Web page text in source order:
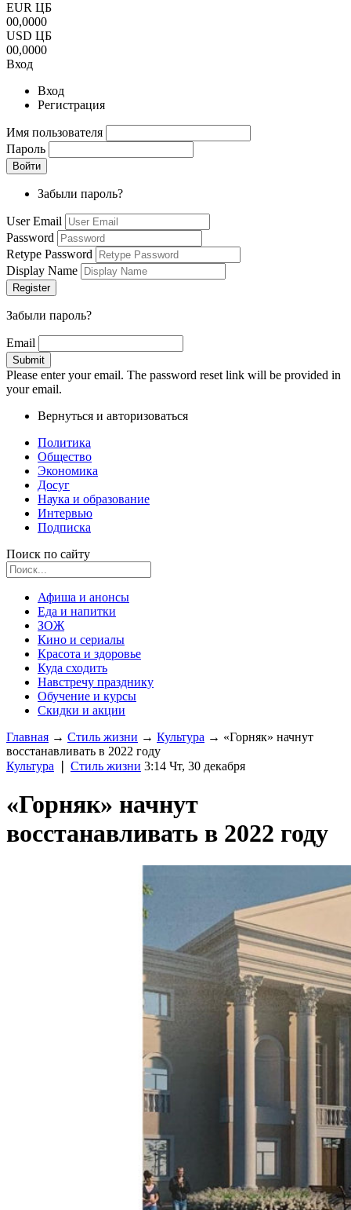
EUR ЦБ
00,0000
USD ЦБ
00,0000
Вход
Вход
Регистрация
Имя пользователя
Пароль
Забыли пароль?
User Email
Password
Retype Password
Display Name
Забыли пароль?
Email
Please enter your email. The password reset link will be provided in
your email.
Вернуться и авторизоваться
Политика
Общество
Экономика
Досуг
Наука и образование
Интервью
Подписка
Поиск по сайту
Афиша и анонсы
Еда и напитки
ЗОЖ
Кино и сериалы
Красота и здоровье
Куда сходить
Навстречу празднику
Обучение и курсы
Скидки и акции
Главная → Стиль жизни → Культура → «Горняк» начнут
восстанавливать в 2022 году
Культура
Стиль жизни 3:14 Чт, 30 декабря
«Горняк» начнут
восстанавливать в 2022 году